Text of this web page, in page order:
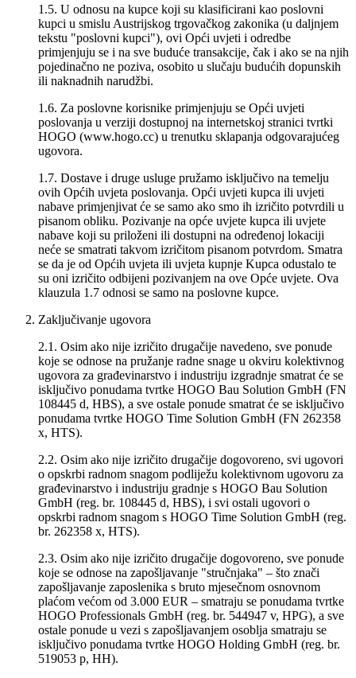
1.5. U odnosu na kupce koji su klasificirani kao poslovni
kupci u smislu Austrijskog trgovačkog zakonika (u daljnjem
tekstu "poslovni kupci"), ovi Opći uvjeti i odredbe
primjenjuju se i na sve buduće transakcije, čak i ako se na njih
pojedinačno ne poziva, osobito u slučaju budućih dopunskih
ili naknadnih narudžbi.
1.6. Za poslovne korisnike primjenjuju se Opći uvjeti
poslovanja u verziji dostupnoj na internetskoj stranici tvrtki
HOGO (www.hogo.cc) u trenutku sklapanja odgovarajućeg
ugovora.
1.7. Dostave i druge usluge pružamo isključivo na temelju
ovih Općih uvjeta poslovanja. Opći uvjeti kupca ili uvjeti
nabave primjenjivat će se samo ako smo ih izričito potvrdili u
pisanom obliku. Pozivanje na opće uvjete kupca ili uvjete
nabave koji su priloženi ili dostupni na određenoj lokaciji
neće se smatrati takvom izričitom pisanom potvrdom. Smatra
se da je od Općih uvjeta ili uvjeta kupnje Kupca odustalo te
su oni izričito odbijeni pozivanjem na ove Opće uvjete. Ova
klauzula 1.7 odnosi se samo na poslovne kupce.
Zaključivanje ugovora
2.1. Osim ako nije izričito drugačije navedeno, sve ponude
koje se odnose na pružanje radne snage u okviru kolektivnog
ugovora za građevinarstvo i industriju izgradnje smatrat će se
isključivo ponudama tvrtke HOGO Bau Solution GmbH (FN
108445 d, HBS), a sve ostale ponude smatrat će se isključivo
ponudama tvrtke HOGO Time Solution GmbH (FN 262358
x, HTS).
2.2. Osim ako nije izričito drugačije dogovoreno, svi ugovori
o opskrbi radnom snagom podliježu kolektivnom ugovoru za
građevinarstvo i industriju gradnje s HOGO Bau Solution
GmbH (reg. br. 108445 d, HBS), i svi ostali ugovori o
opskrbi radnom snagom s HOGO Time Solution GmbH (reg.
br. 262358 x, HTS).
2.3. Osim ako nije izričito drugačije dogovoreno, sve ponude
koje se odnose na zapošljavanje "stručnjaka" – što znači
zapošljavanje zaposlenika s bruto mjesečnom osnovnom
plaćom većom od 3.000 EUR – smatraju se ponudama tvrtke
HOGO Professionals GmbH (reg. br. 544947 v, HPG), a sve
ostale ponude u vezi s zapošljavanjem osoblja smatraju se
isključivo ponudama tvrtke HOGO Holding GmbH (reg. br.
519053 p, HH).